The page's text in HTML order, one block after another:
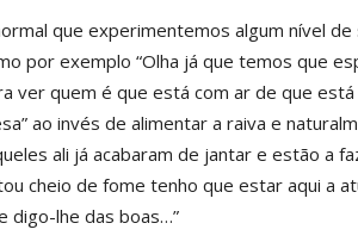
que experimentemos algum nível
por exemplo “Olha já que temos que
ver quem é que está com ar de que
ao invés de alimentar a raiva e
ali já acabaram de jantar e estão a
cheio de fome tenho que estar aqui a
digo-lhe das boas…”